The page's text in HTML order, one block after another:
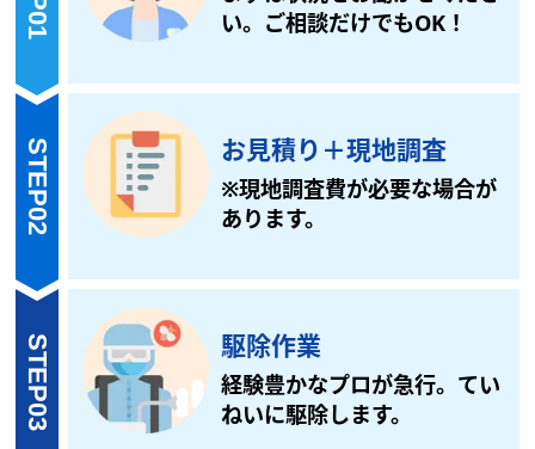
い。ご相談だけでもOK！
STEP02 お見積り ＋現地調査
※現地調査費が必要な場合が
あります。
STEP03 駆除作業
経験豊かなプロが急行。てい
ねいに駆除します。